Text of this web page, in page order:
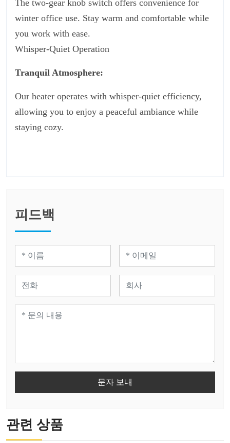
The two-gear knob switch offers convenience for
winter office use. Stay warm and comfortable while
you work with ease.
Whisper-Quiet Operation
Tranquil Atmosphere:
Our heater operates with whisper-quiet efficiency,
allowing you to enjoy a peaceful ambiance while
staying cozy.
피드백
문자 보내
관련 상품